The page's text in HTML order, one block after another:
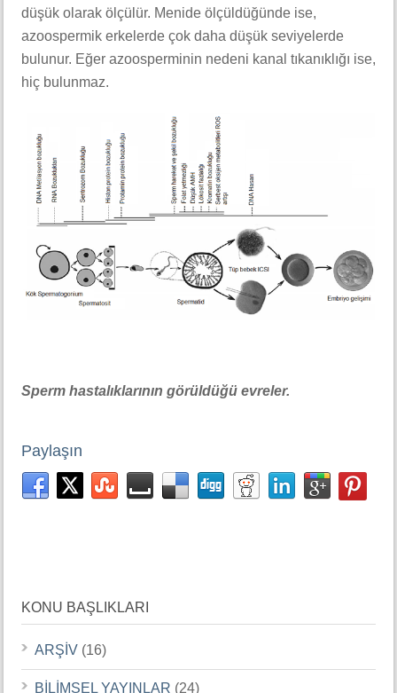
düşük olarak ölçülür. Menide ölçüldüğünde ise,
azoospermik erkelerde çok daha düşük seviyelerde
bulunur. Eğer azoosperminin nedeni kanal tıkanıklığı ise,
hiç bulunmaz.
Sperm hastalıklarının görüldüğü evreler.
Paylaşın
KONU BAŞLIKLARI
ARŞİV (16)
BİLİMSEL YAYINLAR (24)